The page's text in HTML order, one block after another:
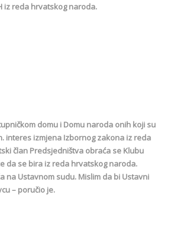
iz reda hrvatskog naroda.
domu i Domu naroda onih koji su
interes izmjena Izbornog zakona iz reda
član Predsjedništva obraća se Klubu
da se bira iz reda hrvatskog naroda.
na Ustavnom sudu. Mislim da bi Ustavni
– poručio je.